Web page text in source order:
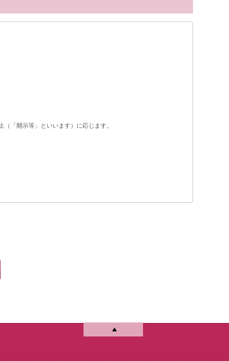
「開示等」といいます）に応じます。